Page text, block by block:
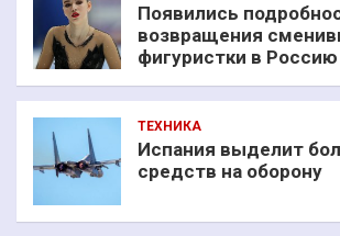
Появились
возвращения
фигуристки в Россию
ТЕХНИКА
Испания выделит
средств на оборону